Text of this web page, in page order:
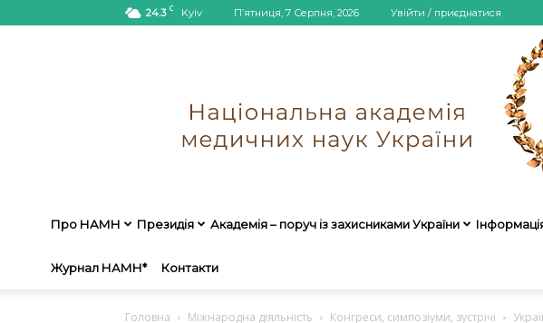
24.3 C Kyiv П’ятниця, 7 Серпня, 2026 Увійти / приєднатися
Про НАМН Президія Академія – поруч із захисниками України
Журнал НАМН* Контакти
Головна Міжнародна діяльність Конгреси, симпозіуми, зустрічі